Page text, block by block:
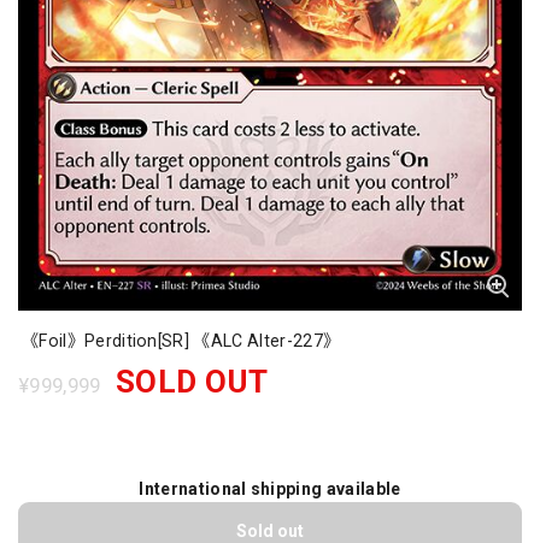
《Foil》Perdition[SR] 《ALC Alter-227》
¥999,999 SOLD OUT
International shipping available
Sold out